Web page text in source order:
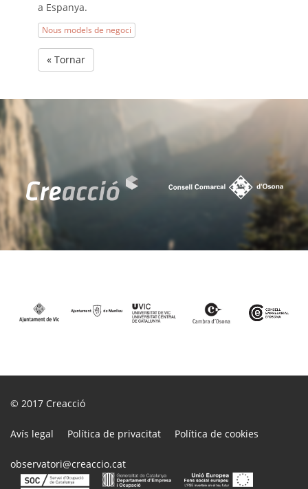
a Espanya.
Nous models de negoci
« Tornar
© 2017 Creacció
Avís legal Política de privacitat Política de cookies
observatori@creaccio.cat